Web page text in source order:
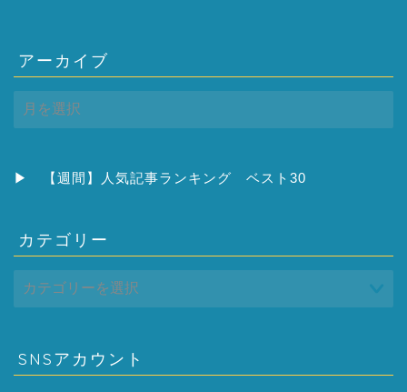
アーカイブ
ー
ブ
▶ 【週間】人気記事ランキング ベスト30
カテゴリー
SNSアカウント